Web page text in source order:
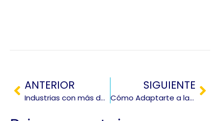
ANTERIOR
Industrias con más demandadas en Canadá
SIGUIENTE
Cómo Adaptarte a la Vida Estudiantil en Canadá: Guía Esencial para Estudiantes Internacionales